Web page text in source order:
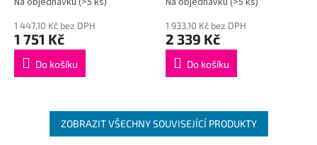
1 447,10 Kč bez DPH
1 751 Kč
Do košíku
1 933,10 Kč bez DPH
2 339 Kč
Do košíku
ZOBRAZIT VŠECHNY SOUVISEJÍCÍ PRODUKTY